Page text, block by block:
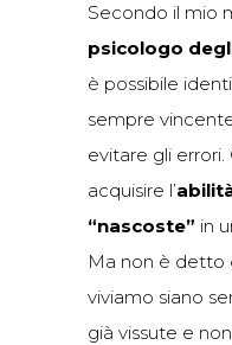
Secondo il mio
psicologo
è possibile
sempre
evitare gli errori.
acquisire l’
“nascoste” in
Ma non è detto
viviamo siano
già vissute e